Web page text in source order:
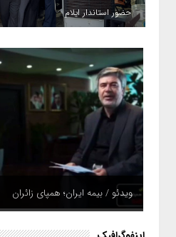
حضور استاندار ایلام
ویدئو / بیمه ایران؛ همپای زائران